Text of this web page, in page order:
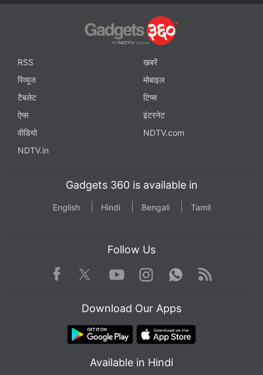
RSS
ख़बरें
रिव्यूज
मोबाइल
टैबलेट
टिप्स
ऐप्स
इंटरनेट
वीडियो
NDTV.com
NDTV.in
Gadgets 360 is available in
English Hindi Bengali Tamil
Follow Us
Facebook TwitterYoutube
Instagram WhatsApp
Rss
Download Our Apps
Available in Hindi